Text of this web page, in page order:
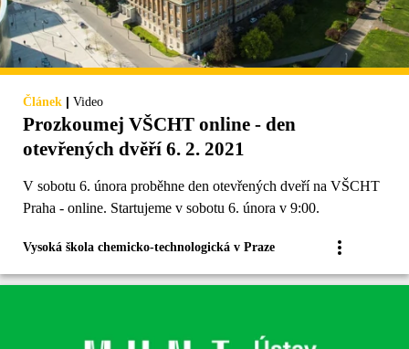
Článek | Video
Prozkoumej VŠCHT online - den
otevřených dvěří 6. 2. 2021
V sobotu 6. února proběhne den otevřených dveří na VŠCHT
Praha - online. Startujeme v sobotu 6. února v 9:00.
Vysoká škola chemicko-technologická v Praze